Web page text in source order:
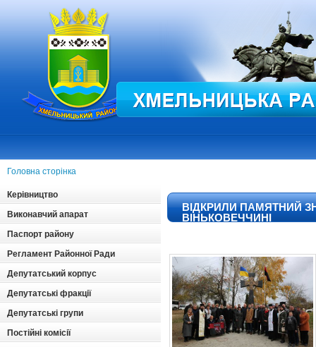
Головна сторінка
Керівництво
Виконавчий апарат
Паспорт району
Регламент Районної Ради
Депутатський корпус
Депутатські фракції
Депутатські групи
Постійні комісії
ВІДКРИЛИ ПАМЯТНИЙ
ВІНЬКОВЕЧЧИНІ